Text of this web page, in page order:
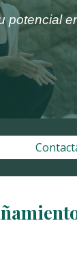
potencial